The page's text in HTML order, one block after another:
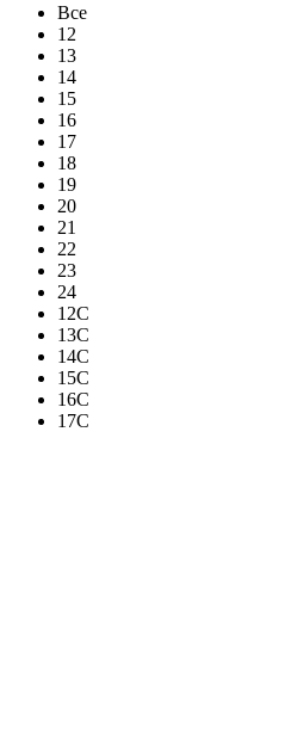
Все
12
13
14
15
16
17
18
19
20
21
22
23
24
12C
13C
14C
15C
16C
17C